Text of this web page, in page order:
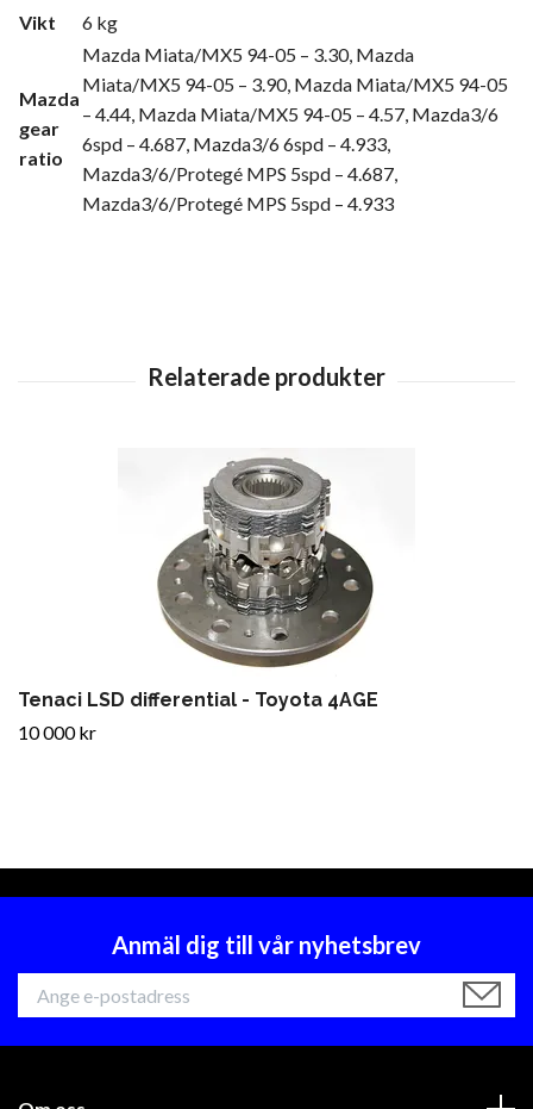
Vikt 6 kg
Mazda
gear
ratio
Mazda Miata/MX5 94-05 – 3.30, Mazda
Miata/MX5 94-05 – 3.90, Mazda Miata/MX5 94-05
– 4.44, Mazda Miata/MX5 94-05 – 4.57, Mazda3/6
6spd – 4.687, Mazda3/6 6spd – 4.933,
Mazda3/6/Protegé MPS 5spd – 4.687,
Mazda3/6/Protegé MPS 5spd – 4.933
Tenaci LSD differential - Toyota 4AGE
10 000 kr
Anmäl dig till vår nyhetsbrev